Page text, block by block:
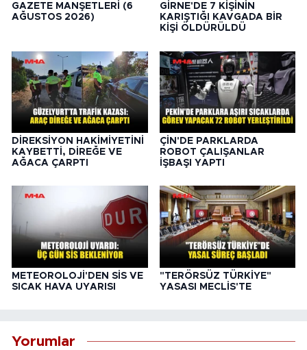
GAZETE MANŞETLERİ (6
AĞUSTOS 2026)
GİRNE'DE 7 KİŞİNİN
KARIŞTIĞI KAVGADA BİR
KİŞİ ÖLDÜRÜLDÜ
DİREKSİYON HAKİMİYETİNİ
KAYBETTİ, DİREĞE VE
AĞACA ÇARPTI
ÇİN'DE PARKLARDA
ROBOT ÇALIŞANLAR
İŞBAŞI YAPTI
METEOROLOJİ'DEN SİS VE
SICAK HAVA UYARISI
"TERÖRSÜZ TÜRKİYE"
YASASI MECLİS'TE
Yorumlar